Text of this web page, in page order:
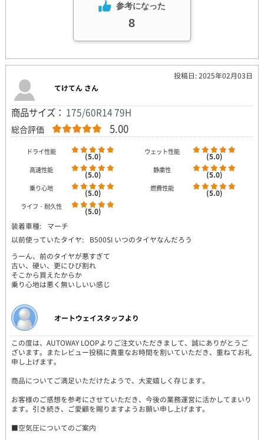
参考になった
8
投稿日: 2025年02月03日
てけてん さん
商品サイズ： 175/60R14 79H
総合評価 5.00
ドライ性能 (5.0) ウェット性能 (5.0)
高速性能 (5.0) 静粛性 (5.0)
乗り心地 (5.0) 燃費性能 (5.0)
ライフ・耐久性
(5.0)
装着車種:
マーチ
以前使っていたタイヤ:
B500SI いつのタイヤなんだろう
うーん、前のタイヤが悪すぎて
古い、硬い、更にひび割れ
そこから買えたからか
乗り心地は悪く無いしいい感じ
オートウェイスタッフより
この度は、AUTOWAY LOOPよりご注文いただきまして、誠にありがとうご
ざいます。またレビュー投稿に貴重なお時間を割いていただき、重ねてお礼
申し上げます。
商品についてご満足いただけたようで、大変嬉しく存じます。
お客様のご感想を参考にさせていただき、今後の業務運営に活かしてまいり
ます。引き続き、ご愛顧を賜りますようお願い申し上げます。
■空気圧についてのご案内